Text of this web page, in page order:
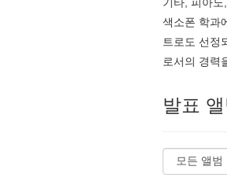
색소폰 학과
트로도 선정
로서의 경력
발표